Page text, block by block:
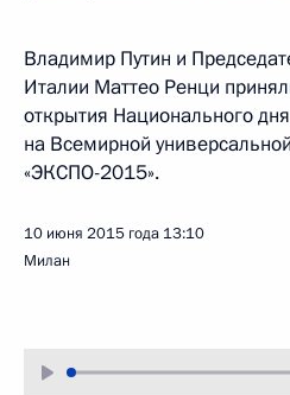
Владимир Путин и
Италии Маттео Ренци
открытия Национального
на Всемирной
«ЭКСПО-2015».
10 июня 2015 года 13:10
Милан